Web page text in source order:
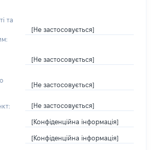
та
[Не застосовується]
[Не застосовується]
[Не застосовується]
[Не застосовується]
[Конфіденційна інформація]
[Конфіденційна інформація]